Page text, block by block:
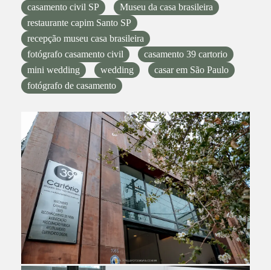
casamento civil SP
Museu da casa brasileira
restaurante capim Santo SP
recepção museu casa brasileira
fotógrafo casamento civil
casamento 39 cartorio
mini wedding
wedding
casar em São Paulo
fotógrafo de casamento